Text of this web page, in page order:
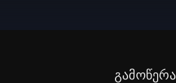
Გამოწერა